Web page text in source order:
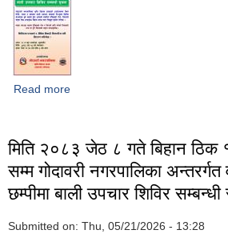
Read more
मिति २०८३ जेठ ८ गते बिहान
सम्म गोदावरी नगरपालिका
छम्पीमा बाली उपचार शिविर
Submitted on: Thu, 05/21/2026 - 13:28